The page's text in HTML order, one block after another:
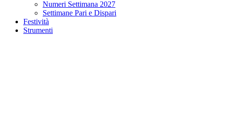
Numeri Settimana 2027
Settimane Pari e Dispari
Festività
Strumenti